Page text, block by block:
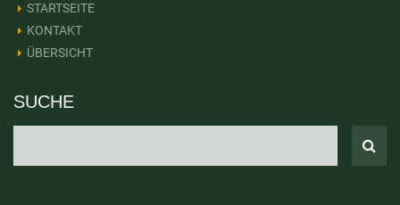
STARTSEITE
KONTAKT
ÜBERSICHT
SUCHE